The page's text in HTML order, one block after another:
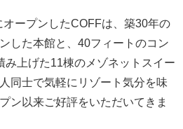
ープンしたCOFFは、築30年の
した本館と、40フィートのコン
み上げた11棟のメゾネットスイー
同士で気軽にリゾート気分を味
ン以来ご好評をいただいてきま